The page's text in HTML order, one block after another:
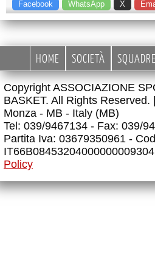
Facebook WhatsApp X
HOME SOCIETÀ SQUADRE
Copyright ASSOCIAZIONE
BASKET. All Rights Reserved. |
Monza - MB - Italy (MB)
Tel: 039/9467134 - Fax: 039/
Partita Iva: 03679350961 -
Policy